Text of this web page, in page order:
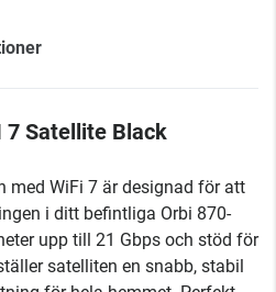
7 Satellite Black
med WiFi 7 är designad för att
i ditt befintliga Orbi 870-
upp till 21 Gbps och stöd för
satelliten en snabb, stabil